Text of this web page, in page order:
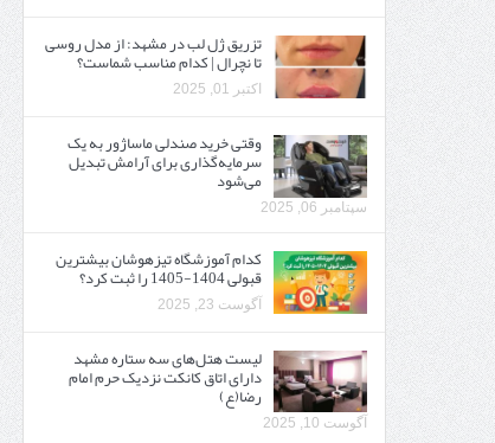
تزریق ژل لب در مشهد: از مدل روسی
تا نچرال | کدام مناسب شماست؟
اکتبر 01, 2025
وقتی خرید صندلی ماساژور به یک
سرمایه‌گذاری برای آرامش تبدیل
می‌شود
سپتامبر 06, 2025
کدام آموزشگاه تیزهوشان بیشترین
قبولی 1404-1405 را ثبت کرد؟
آگوست 23, 2025
لیست هتل‌های سه ستاره مشهد
دارای اتاق کانکت نزدیک حرم امام
رضا(ع)
آگوست 10, 2025